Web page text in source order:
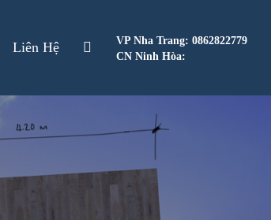
Liên Hệ
VP Nha Trang: 0862822779
CN Ninh Hòa: